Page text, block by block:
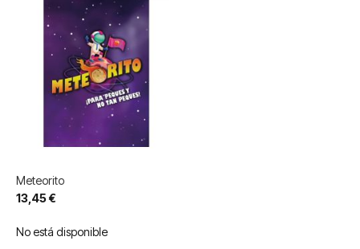
Meteorito
13,45 €
No está disponible